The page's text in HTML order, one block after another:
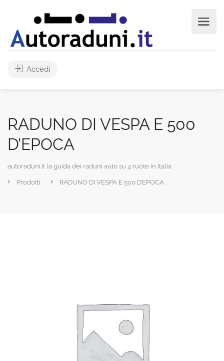
Accedi
RADUNO DI VESPA E 500
D’EPOCA
autoraduni.it la guida dei raduni auto su 4 ruote in Italia
Prodotti RADUNO DI VESPA E 500 D’EPOCA